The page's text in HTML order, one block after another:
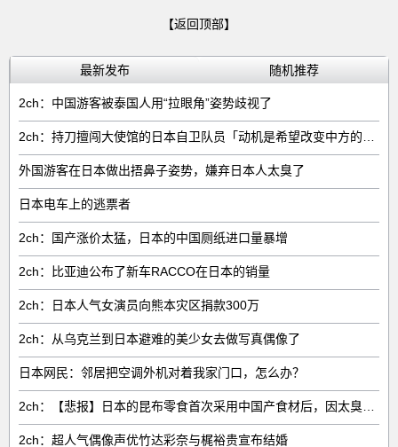
【返回顶部】
最新发布 随机推荐
2ch：中国游客被泰国人用“拉眼角”姿势歧视了
外国游客在日本做出捂鼻子姿势，嫌弃日本人太臭了
日本电车上的逃票者
2ch：国产涨价太猛，日本的中国厕纸进口量暴增
2ch：比亚迪公布了新车RACCO在日本的销量
2ch：日本人气女演员向熊本灾区捐款300万
2ch：从乌克兰到日本避难的美少女去做写真偶像了
日本网民：邻居把空调外机对着我家门口，怎么办？
2ch：超人气偶像声优竹达彩奈与梶裕贵宣布结婚